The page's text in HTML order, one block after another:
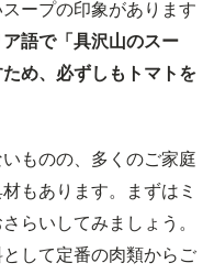
ープの印象があります
語で「具沢山のスー
め、必ずしもトマトを
ものの、多くのご家庭
もあります。まずはミ
らいしてみましょう。
して定番の肉類からご